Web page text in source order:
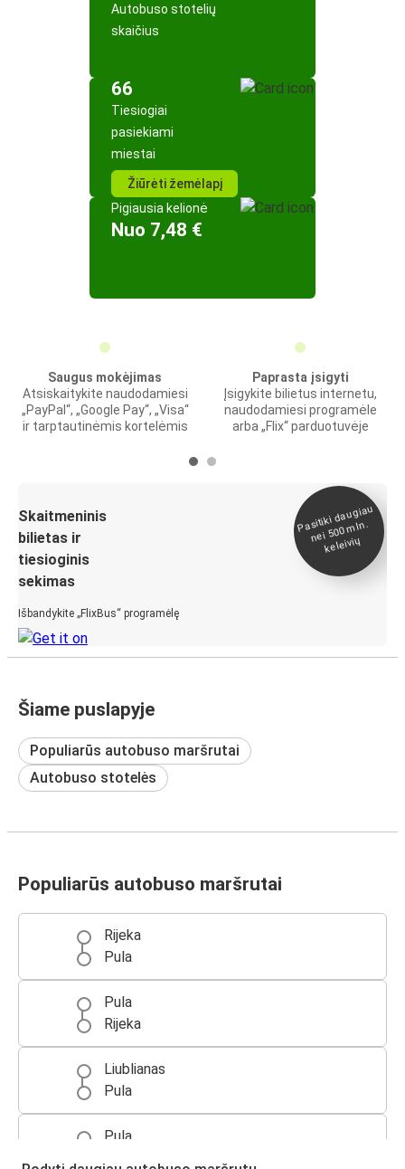
Autobuso stotelių
skaičius
66
Tiesiogiai
pasiekiami
miestai
Žiūrėti žemėlapį
Pigiausia kelionė
Nuo 7,48 €
Saugus mokėjimas
Atsiskaitykite naudodamiesi
„PayPal“, „Google Pay“, „Visa“
ir tarptautinėmis kortelėmis
Paprasta įsigyti
Įsigykite bilietus internetu,
naudodamiesi programėle
arba „Flix“ parduotuvėje
Skaitmeninis
bilietas ir
tiesioginis
sekimas
Išbandykite „FlixBus“ programėlę
Pasitiki daugiau
nei 500
mln.
keleivių
Šiame puslapyje
Populiarūs autobuso maršrutai
Autobuso stotelės
Populiarūs autobuso maršrutai
Rijeka
Pula
Pula
Rijeka
Liublianas
Pula
Pula